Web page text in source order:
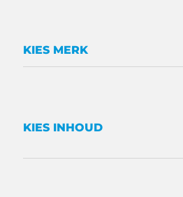
KIES MERK
KIES INHOUD